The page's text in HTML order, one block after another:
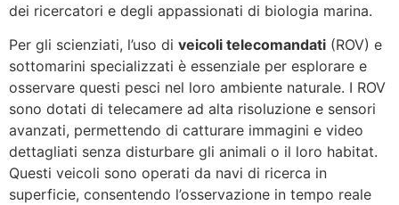
dei ricercatori e degli appassionati di biologia marina.
Per gli scienziati, l’uso di veicoli telecomandati (ROV) e
sottomarini specializzati è essenziale per esplorare e
osservare questi pesci nel loro ambiente naturale. I ROV
sono dotati di telecamere ad alta risoluzione e sensori
avanzati, permettendo di catturare immagini e video
dettagliati senza disturbare gli animali o il loro habitat.
Questi veicoli sono operati da navi di ricerca in
superficie, consentendo l’osservazione in tempo reale